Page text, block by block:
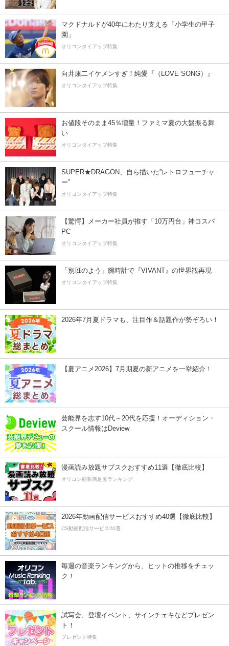
マクドナルドが40年にわたり支える「小学生の甲子
園」
オリコンタイアップ特集
向井康二イケメンすぎ！純愛『（LOVE SONG）』
オリコンタイアップ特集
お値段そのまま45％増量！ファミマ夏の大盤振る舞
い
オリコンタイアップ特集
SUPER★DRAGON、自ら描いた”レトロフューチャ
ー”
オリコンタイアップ特集
【驚愕】メーカー社員が推す「10万円台」神コスパ
PC
オリコンタイアップ特集
「別班のよう」腕時計で『VIVANT』の世界観再現
オリコンタイアップ特集
2026年7月夏ドラマも、注目作＆話題作が勢ぞろい！
【夏アニメ2026】7月期夏の新アニメを一挙紹介！
芸能界を志す10代～20代を応援！オーディション・
スクール情報はDeview
漫画読み放題サブスクおすすめ11選【徹底比較】
オリコン顧客満足度ランキング
2026年動画配信サービスおすすめ40選【徹底比較】
CS動画配信サービス20選
毎週の音楽ランキングから、ヒットの推移をチェッ
ク！
試写会、登壇イベント、サインチェキなどプレゼン
ト！
プレゼント特集